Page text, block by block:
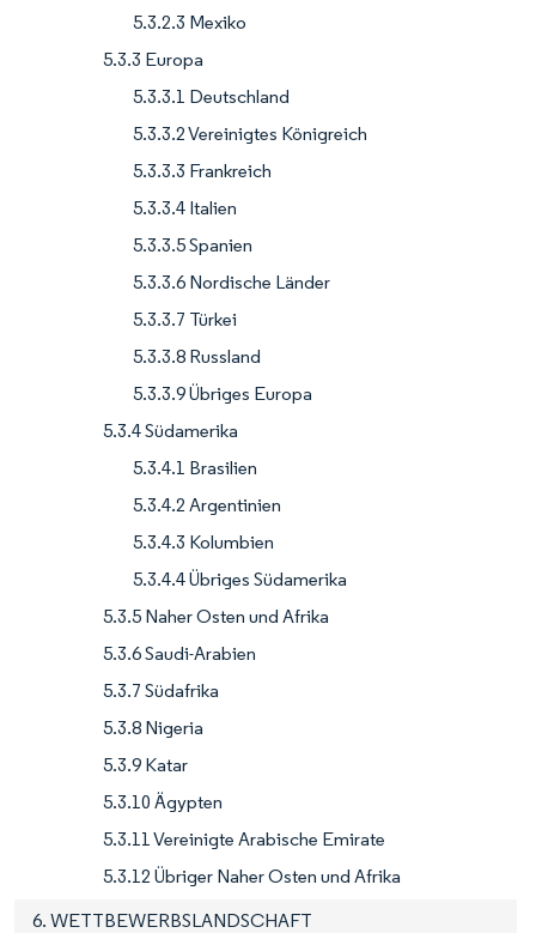
5.3.2.3 Mexiko
5.3.3 Europa
5.3.3.1 Deutschland
5.3.3.2 Vereinigtes Königreich
5.3.3.3 Frankreich
5.3.3.4 Italien
5.3.3.5 Spanien
5.3.3.6 Nordische Länder
5.3.3.7 Türkei
5.3.3.8 Russland
5.3.3.9 Übriges Europa
5.3.4 Südamerika
5.3.4.1 Brasilien
5.3.4.2 Argentinien
5.3.4.3 Kolumbien
5.3.4.4 Übriges Südamerika
5.3.5 Naher Osten und Afrika
5.3.6 Saudi-Arabien
5.3.7 Südafrika
5.3.8 Nigeria
5.3.9 Katar
5.3.10 Ägypten
5.3.11 Vereinigte Arabische Emirate
5.3.12 Übriger Naher Osten und Afrika
6. WETTBEWERBSLANDSCHAFT